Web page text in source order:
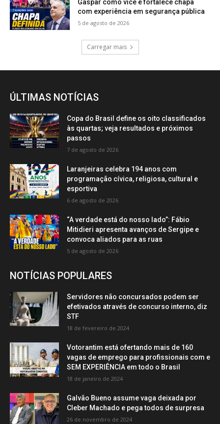
Gaspar como vice e fortalece chapa
com experiência em segurança pública
5 de agosto de 2026
Carregar mais
ÚLTIMAS NOTÍCIAS
Copa do Brasil define os oito classificados
às quartas; veja resultados e próximos
passos
7 de agosto de 2026
Laranjeiras celebra 194 anos com
programação cívica, religiosa, cultural e
esportiva
6 de agosto de 2026
“A verdade está do nosso lado”: Fábio
Mitidieri apresenta avanços de Sergipe e
convoca aliados para as ruas
5 de agosto de 2026
NOTÍCIAS POPULARES
Servidores não concursados podem ser
efetivados através de concurso interno, diz
STF
18 de fevereiro de 2024
Votorantim está ofertando mais de 160
vagas de emprego para profissionais com e
SEM EXPERIÊNCIA em todo o Brasil
18 de janeiro de 2024
Galvão Bueno assume vaga deixada por
Cleber Machado e pega todos de surpresa
26 de novembro de 2024